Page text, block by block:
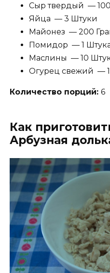
Сыр твердый —
Яйца — 3 Штуки
Майонез — 200
Помидор — 1
Маслины — 10
Огурец свежий —
Количество порций: 6
Как
Арбузная